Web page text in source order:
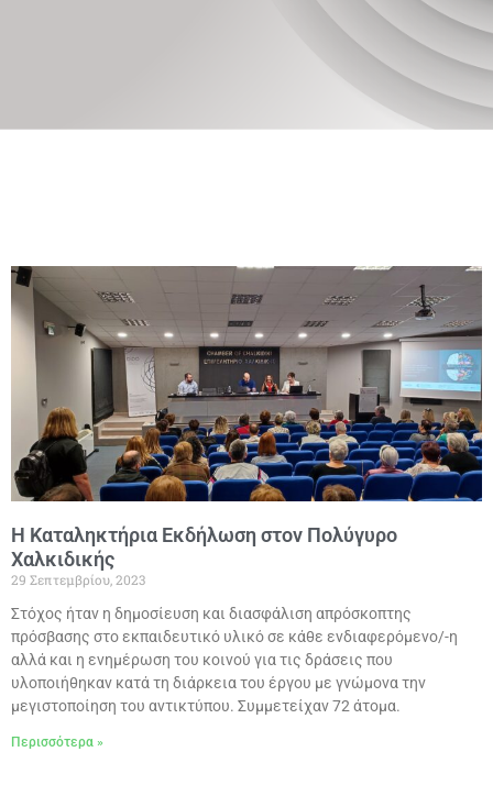
Η Καταληκτήρια Εκδήλωση στον Πολύγυρο
Χαλκιδικής
29 Σεπτεμβρίου, 2023
Στόχος ήταν η δημοσίευση και διασφάλιση απρόσκοπτης
πρόσβασης στο εκπαιδευτικό υλικό σε κάθε ενδιαφερόμενο/-η
αλλά και η ενημέρωση του κοινού για τις δράσεις που
υλοποιήθηκαν κατά τη διάρκεια του έργου με γνώμονα την
μεγιστοποίηση του αντικτύπου. Συμμετείχαν 72 άτομα.
Περισσότερα »